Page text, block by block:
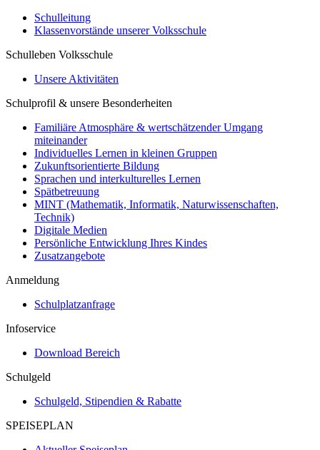
Schulleitung
Klassenvorstände unserer Volksschule
Schulleben Volksschule
Unsere Aktivitäten
Schulprofil & unsere Besonderheiten
Familiäre Atmosphäre & wertschätzender Umgang
miteinander
Individuelles Lernen in kleinen Gruppen
Zukunftsorientierte Bildung
Sprachen und interkulturelles Lernen
Spätbetreuung
MINT (Mathematik, Informatik, Naturwissenschaften,
Technik)
Digitale Medien
Persönliche Entwicklung Ihres Kindes
Zusatzangebote
Anmeldung
Schulplatzanfrage
Infoservice
Download Bereich
Schulgeld
Schulgeld, Stipendien & Rabatte
SPEISEPLAN